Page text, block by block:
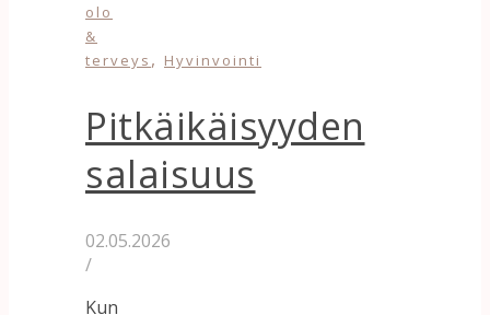
olo
&
terveys , Hyvinvointi
Pitkäikäisyyden
salaisuus
02.05.2026
/
Kun